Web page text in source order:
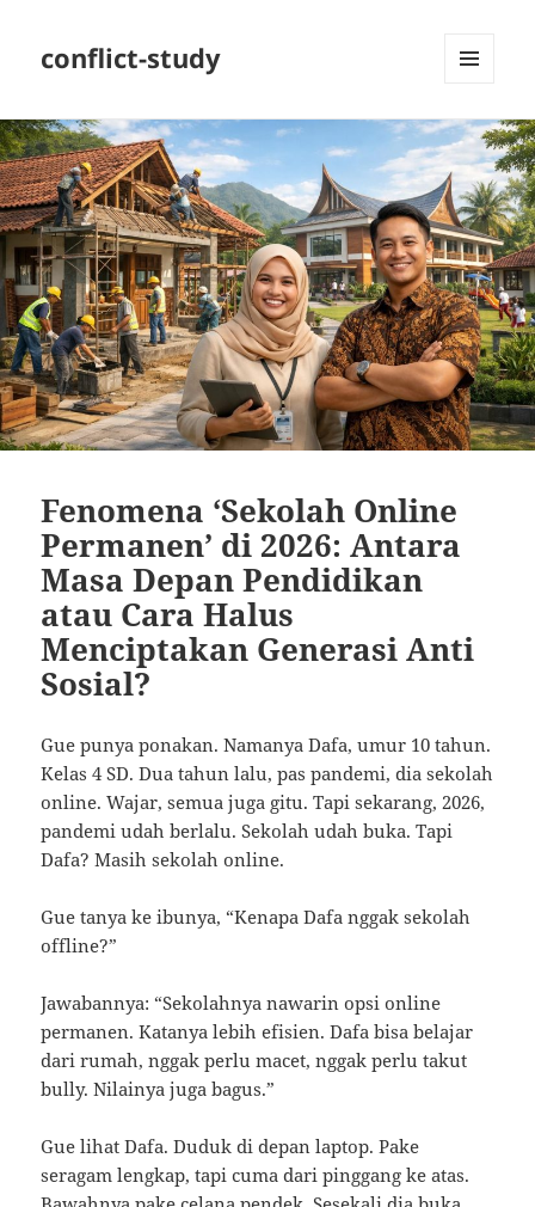
conflict-study
WIDGET
Fenomena ‘Sekolah Online
Permanen’ di 2026: Antara
Masa Depan Pendidikan
atau Cara Halus
Menciptakan Generasi Anti
Sosial?
Gue punya ponakan. Namanya Dafa, umur 10 tahun.
Kelas 4 SD. Dua tahun lalu, pas pandemi, dia sekolah
online. Wajar, semua juga gitu. Tapi sekarang, 2026,
pandemi udah berlalu. Sekolah udah buka. Tapi
Dafa? Masih sekolah online.
Gue tanya ke ibunya, “Kenapa Dafa nggak sekolah
offline?”
Jawabannya: “Sekolahnya nawarin opsi online
permanen. Katanya lebih efisien. Dafa bisa belajar
dari rumah, nggak perlu macet, nggak perlu takut
bully. Nilainya juga bagus.”
Gue lihat Dafa. Duduk di depan laptop. Pake
seragam lengkap, tapi cuma dari pinggang ke atas.